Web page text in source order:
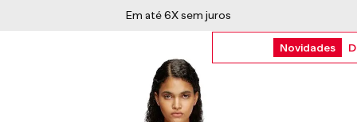
Em até 6X sem juros
Novidades